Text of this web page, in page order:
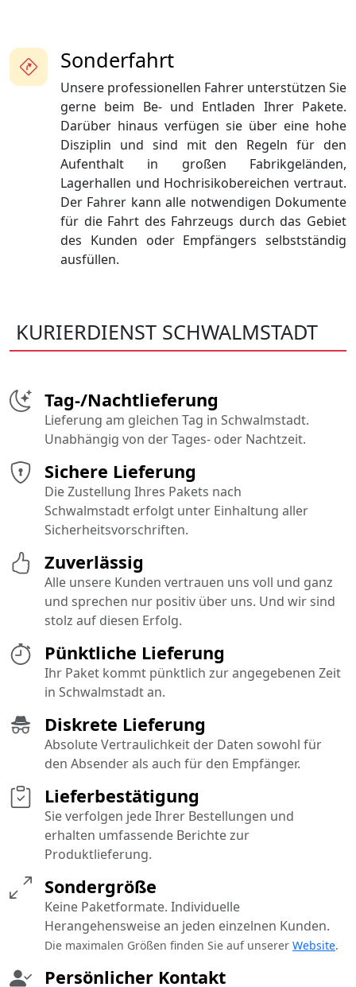
Sonderfahrt
Unsere professionellen Fahrer unterstützen Sie
gerne beim Be- und Entladen Ihrer Pakete.
Darüber hinaus verfügen sie über eine hohe
Disziplin und sind mit den Regeln für den
Aufenthalt in großen Fabrikgeländen,
Lagerhallen und Hochrisikobereichen vertraut.
Der Fahrer kann alle notwendigen Dokumente
für die Fahrt des Fahrzeugs durch das Gebiet
des Kunden oder Empfängers selbstständig
ausfüllen.
KURIERDIENST SCHWALMSTADT
Pünktliche Lieferung
Ihr Paket kommt pünktlich zur angegebenen Zeit
in Schwalmstadt an.
Sichere Lieferung
Die Zustellung Ihres Pakets nach
Schwalmstadt erfolgt unter Einhaltung aller
Sicherheitsvorschriften.
Diskrete Lieferung
Absolute Vertraulichkeit der Daten sowohl für
den Absender als auch für den Empfänger.
Tag-/Nachtlieferung
Lieferung am gleichen Tag in Schwalmstadt.
Unabhängig von der Tages- oder Nachtzeit.
Persönlicher Kontakt
Sondergröße
Keine Paketformate. Individuelle
Herangehensweise an jeden einzelnen Kunden.
Die maximalen Größen finden Sie auf unserer Website.
Lieferbestätigung
Sie verfolgen jede Ihrer Bestellungen und
erhalten umfassende Berichte zur
Produktlieferung.
Zuverlässig
Alle unsere Kunden vertrauen uns voll und ganz
und sprechen nur positiv über uns. Und wir sind
stolz auf diesen Erfolg.